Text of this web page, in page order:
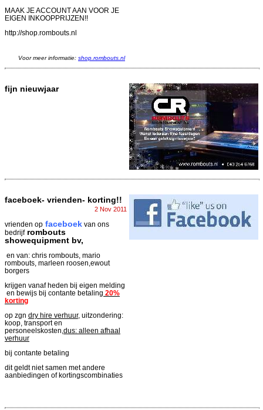
MAAK JE ACCOUNT AAN VOOR JE
EIGEN INKOOPPRIJZEN!!
http://shop.rombouts.nl
Voor meer informatie: shop.rombouts.nl
fijn nieuwjaar
faceboek- vrienden- korting!!
2 Nov 2011
vrienden op faceboek van ons
bedrijfrombouts
showequipment bv,
en van: chris rombouts, mario
rombouts, marleen roosen,ewout
borgers
krijgen vanaf heden bij eigen melding
en bewijs bij contante betaling 20%
korting
op zgn dry hire verhuur, uitzondering:
koop, transport en
personeelskosten, dus: alleen afhaal
verhuur
bij contante betaling
dit geldt niet samen met andere
aanbiedingen of kortingscombinaties